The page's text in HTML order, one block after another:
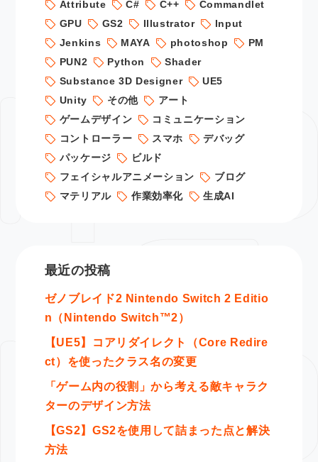
Attribute C# C++
Commandlet
GPU
GS2 Illustrator
Input
Jenkins
MAYA photoshop
PM
PUN2
Python
Shader
Substance 3D Designer
UE5
Unity
その他
アート
ゲームデザイン
コミュニケーション
コントローラー
スマホ
デバッグ
パッケージ
ビルド
フェイシャルアニメーション
ブログ
マテリアル
作業効率化 生成AI
最近の投稿
ゼノブレイド2 Nintendo Switch 2 Editio
n（Nintendo Switch™2）
【UE5】コアリダイレクト（Core Redire
ct）を使ったクラス名の変更
「ゲーム内の役割」から考える敵キャラク
ターのデザイン方法
【GS2】GS2を使用して詰まった点と解決
方法